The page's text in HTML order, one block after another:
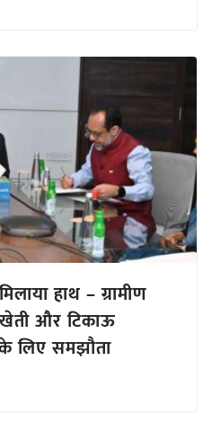
हाथ – ग्रामीण
और टिकाऊ
लिए समझौता